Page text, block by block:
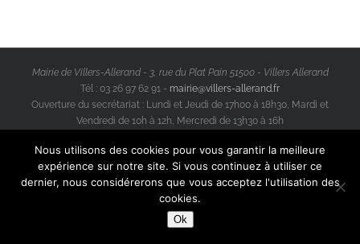
Mairie de Villers-Allerand - 3, rue du Plat Pain 51500 - Villers Allerand
Tél : 03 26 97 62 91 - mairie@villers-allerand.fr
Ouverture du secrétariat : Lundi et Jeudi de 17h00 à 18h30, Mardi et
Vendredi de 10h à 12h, Mercredi de 13h30 à 16h
© Copyright 2012 -2026 | Tous Droits Réservés | Mentions Légales
Facebook
Nous utilisons des cookies pour vous garantir la meilleure
expérience sur notre site. Si vous continuez à utiliser ce
dernier, nous considérerons que vous acceptez l'utilisation des
cookies.
Ok